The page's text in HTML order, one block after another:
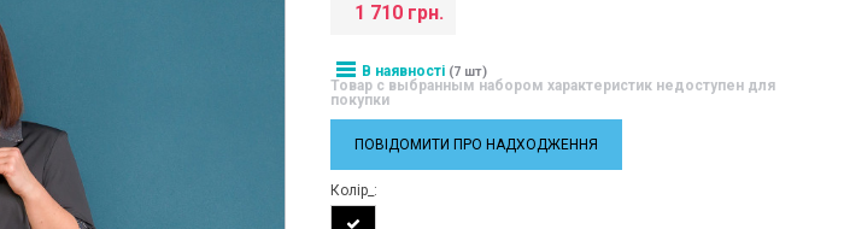
1 710 грн.
В наявності (7 шт)
Товар с выбранным набором характеристик недоступен для
покупки
ПОВІДОМИТИ ПРО НАДХОДЖЕННЯ
Колір_: